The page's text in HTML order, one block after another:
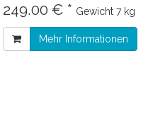
249.00 € * Gewicht 7 kg
Mehr Informationen